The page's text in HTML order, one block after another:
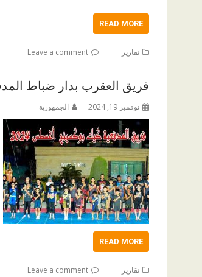
READ MORE
تقارير Leave a comment
فريق العقرب بدار ضباط
نوفمبر 19, 2024 الجمهورية
READ MORE
تقارير Leave a comment